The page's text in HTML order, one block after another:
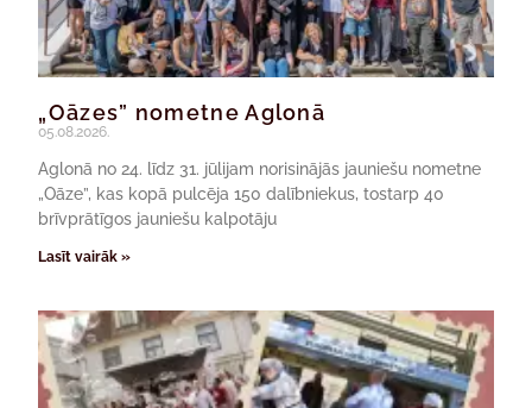
„Oāzes” nometne Aglonā
05.08.2026.
Aglonā no 24. līdz 31. jūlijam norisinājās jauniešu nometne
„Oāze”, kas kopā pulcēja 150 dalībniekus, tostarp 40
brīvprātīgos jauniešu kalpotāju
Lasīt vairāk »